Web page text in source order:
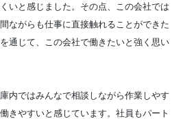
いと感じました。その点、この会社では
ながらも仕事に直接触れることができた
通じて、この会社で働きたいと強く思い
内ではみんなで相談しながら作業しやす
きやすいと感じています。社員もパート